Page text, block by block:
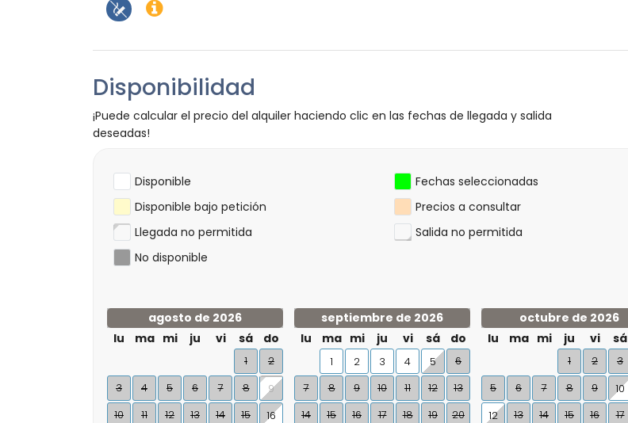
Disponibilidad
¡Puede calcular el precio del alquiler haciendo clic en las fechas de llegada y salida
deseadas!
Disponible
Fechas seleccionadas
Disponible bajo petición
Precios a consultar
Llegada no permitida
Salida no permitida
No disponible
agosto de 2026
lu
ma mi ju vi sá do
1
2
3
4 5 6 7 8
9
10
11 12 13 14 15
16
septiembre de 2026
lu
ma mi ju vi sá do
1 2 3 4 5
6
7
8 9 10 11 12
13
14
15 16 17 18 19
20
octubre de 2026
lu
ma mi ju vi sá
1 2 3
5
6 7 8 9 10
12
13 14 15 16 17